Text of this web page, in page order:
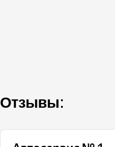
Отзывы: